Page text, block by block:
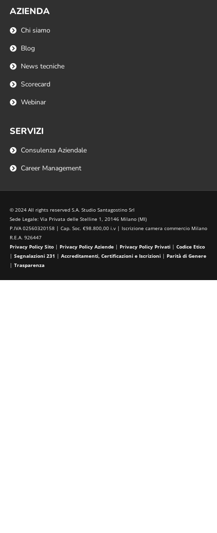
AZIENDA
Chi siamo
Blog
News tecniche
Scorecard
Webinar
SERVIZI
Consulenza Aziendale
Career Management
© 2024 All rights reserved S.A. Studio Santagostino Srl
Sede Legale: Via Privata delle Stelline 1, 20146 Milano (MI)
P.IVA 02560320158 | Cap. Soc. €98.800,00 i.v | Iscrizione camera commercio Milano
R.E.A. 926447
Privacy Policy Sito | Privacy Policy Aziende | Privacy Policy Privati | Codice Etico
| Segnalazioni 231 | Accreditamenti, Certificazioni e Iscrizioni | Parità di Genere
| Trasparenza